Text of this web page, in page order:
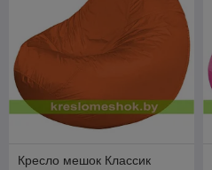
Кресло мешок Классик